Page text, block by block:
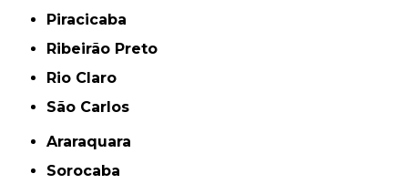
Piracicaba
Ribeirão Preto
Rio Claro
São Carlos
Araraquara
Sorocaba